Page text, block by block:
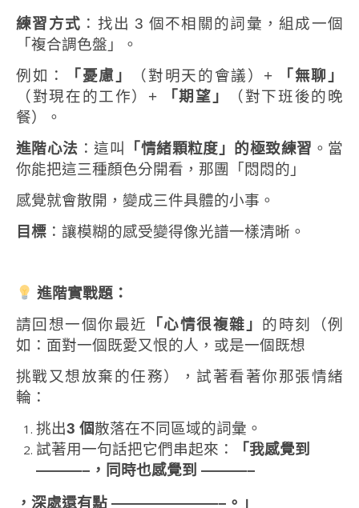
練習方式 ：找出 3 個不相關的詞彙，組成一個
「複合調色盤」。
例如：
「憂慮」 （對明天的會議）+
「無聊」
（對現在的工作）+
「期望」
（對下班後的晚
餐）。
進階心法 ：這叫 「情緒顆粒度」的極致練習 。當
你能把這三種顏色分開看，那團「悶悶的」
感覺就會散開，變成三件具體的小事。
目標 ：讓模糊的感受變得像光譜一樣清晰。
進階實戰題：
請回想一個你最近
「心情很複雜」 的時刻（例
如：面對一個既愛又恨的人，或是一個既想
挑戰又想放棄的任務），試著看著你那張情緒
輪：
挑出3 個散落在不同區域的詞彙。
試著用一句話把它們串起來：
「我感覺到
———– ，同時也感覺到 ———–
，深處還有點 ———————– 。」